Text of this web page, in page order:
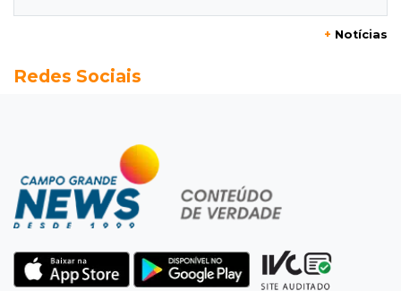
Remo busca empate com Atlético-MG e segue
Caso Ayla
Defesa diz que preso suspeito de sequestro
só emprestou casa a conhecido
Caminhão tomba e trava trânsito após
acidente com F-1000 na Av. Heráclito
+ Notícias
Redes Sociais